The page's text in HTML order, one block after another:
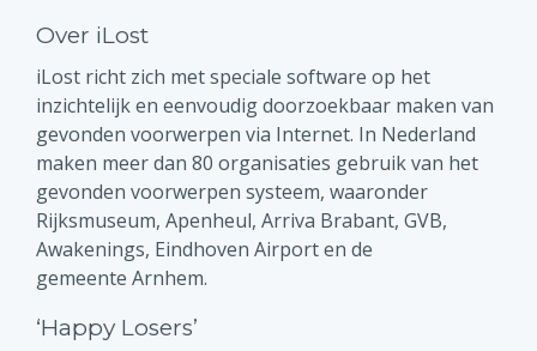
Over iLost
iLost richt zich met speciale software op het
inzichtelijk en eenvoudig doorzoekbaar maken van
gevonden voorwerpen via Internet. In Nederland
maken meer dan 80 organisaties gebruik van het
gevonden voorwerpen systeem, waaronder
Rijksmuseum, Apenheul, Arriva Brabant, GVB,
Awakenings, Eindhoven Airport en de
gemeente Arnhem.
‘Happy Losers’